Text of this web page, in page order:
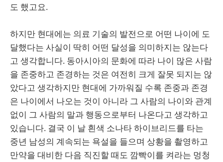
도 했고요.
하지만 현대에는 의료 기술의 발전으로 어떤 나이에 도
달했다는 사실이 딱히 어떤 달성을 의미하지는 않는다
고 생각합니다. 동아시아의 문화에 따라 나이 많은 사람
을 존중하고 존경하는 것은 여전히 크게 잘못 되지는 않
았다고 생각하지만 현대에 가까워질 수록 존중과 존경
은 나이에서 나오는 것이 아니라 그 사람의 나이와 관계
없이 그 사람의 말과 행동으로부터 나온다고 생각하고
있습니다. 결국 이 날 흰색 소나타 하이브리드를 타는
중년 남성의 계속되는 욕설을 들으며 상황을 촬영하고
만약을 대비한 다음 직진할 때도 깜빡이를 켜라는 멍청